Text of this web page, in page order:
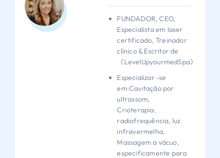
FUNDADOR, CEO,
Especialista em laser
certificado, Treinador
clínico & Escritor de
《LevelUpyourmedSpa》
Especializar -se
em:Cavitação por
ultrassom,
Crioterapia,
radiofrequência, luz
infravermelha,
Massagem a vácuo,
especificamente para